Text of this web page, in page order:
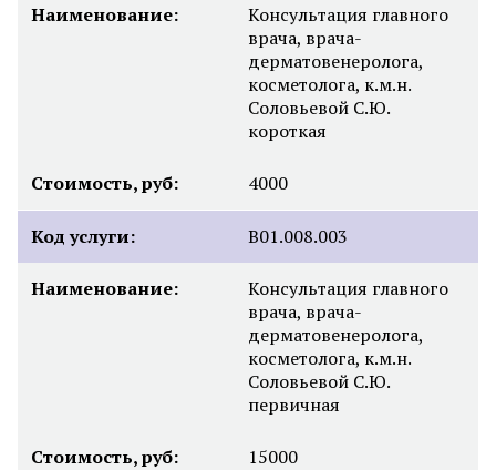
Наименование:
Консультация главного
врача, врача-
дерматовенеролога,
косметолога, к.м.н.
Соловьевой С.Ю.
короткая
Стоимость, руб: 4000
Код услуги: B01.008.003
Наименование:
Консультация главного
врача, врача-
дерматовенеролога,
косметолога, к.м.н.
Соловьевой С.Ю.
первичная
Стоимость, руб: 15000